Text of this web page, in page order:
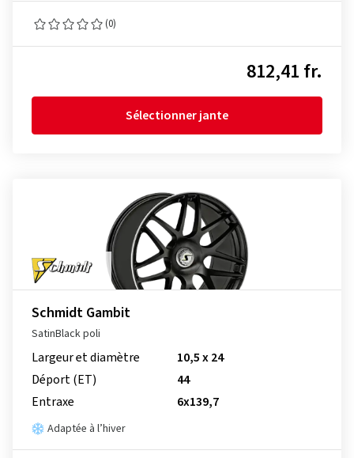
(0)
812,41 fr.
Sélectionner jante
Schmidt Gambit
SatinBlack poli
Largeur et diamètre
10,5 x 24
Déport (ET)
44
Entraxe
6x139,7
Adaptée à l’hiver